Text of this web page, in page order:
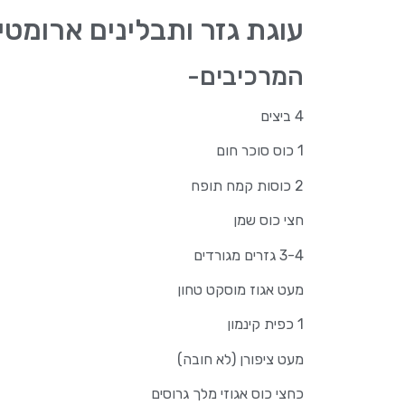
עוגת גזר ותבלינים
המרכיבים-
4 ביצים
1 כוס סוכר חום
2 כוסות קמח תופח
חצי כוס שמן
3-4 גזרים מגורדים
מעט אגוז מוסקט טחון
1 כפית קינמון
מעט ציפורן (לא חובה)
כחצי כוס אגוזי מלך גרוסים